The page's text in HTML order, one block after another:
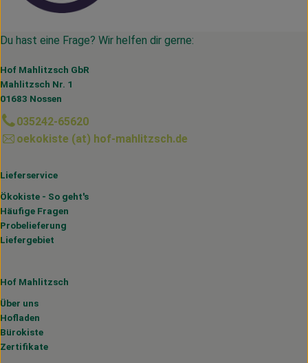
Du hast eine Frage? Wir helfen dir gerne:
Hof Mahlitzsch GbR
Mahlitzsch Nr. 1
01683 Nossen
035242-65620
oekokiste (at) hof-mahlitzsch.de
Lieferservice
Ökokiste - So geht's
Häufige Fragen
Probelieferung
Liefergebiet
Hof Mahlitzsch
Über uns
Hofladen
Bürokiste
Zertifikate